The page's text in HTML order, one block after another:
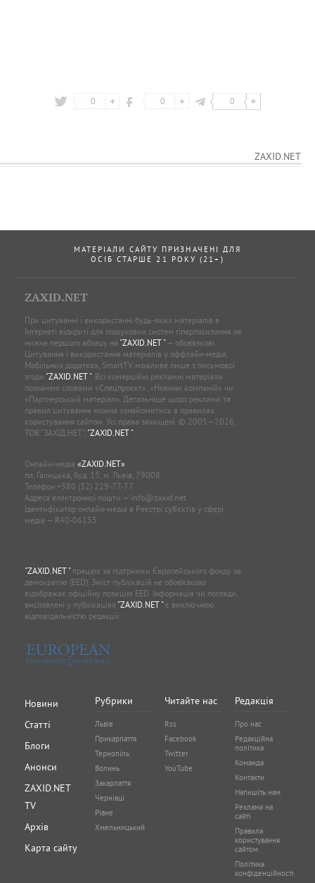
0 0 0
ZAXID.NET
МАТЕРІАЛИ САЙТУ ПРИЗНАЧЕНІ ДЛЯ
ОСІБ СТАРШЕ 21 РОКУ (21+)
ZAXID.NET
При цитуванні і використанні будь-яких матеріалів в
Інтернеті відкриті для пошукових систем гіперпосилання не
нижче першого абзацу на "ZAXID.NET "— обов’язкові.
Цитування і використання матеріалів у оффлайн-медіа,
Мобільних додатках, SmartTV можливе лише з письмової
згоди "ZAXID.NET ". Всі комерційні рекламні матеріали
позначені словами «Спецпроєкт», «Новини компаній» чи
«Партнерський матеріал». Детальніше щодо реклами та
правил цитування можна ознайомитись в правилах
користування сайтом. Усі права захищені. © 2005—2026,
ТОВ “ЗАХІД.НЕТ”, "ZAXID.NET ".
Онлайн-медіа «ZAXID.NET»
пл. Галицька, буд. 15, м. Львів, 79008
Телефон +380 (32) 229-77-77
Адреса електронної пошти — info@zaxid.net
Ідентифікатор онлайн-медіа в Реєстрі суб'єктів у сфері
медіа — R40-06155
"ZAXID.NET "працює за підтримки Європейського фонду за
демократію (EED). Зміст публікацій не обов’язково
відображає офіційну позицію EED. Інформація чи погляди,
висловлені у публікаціях "ZAXID.NET "є виключною
відповідальністю редакції.
Новини
Статті
Блоги
Анонси
ZAXID.NET
TV
Архів
Карта сайту
Рубрики
Львів
Прикарпаття
Тернопіль
Волинь
Закарпаття
Чернівці
Рівне
Хмельницький
Читайте нас
Rss
Facebook
Twitter
YouTube
Редакція
Про нас
Редакційна
політика
Команда
Контакти
Напишіть нам
Реклама на
сайті
Правила
користування
сайтом
Політика
конфіденційності